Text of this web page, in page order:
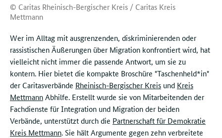
© Caritas Rheinisch-Bergischer Kreis / Caritas Kreis
Mettmann
Wer im Alltag mit ausgrenzenden, diskriminierenden oder
rassistischen Äußerungen über Migration konfrontiert wird, hat
vielleicht nicht immer die passende Antwort, um sie zu
kontern. Hier bietet die kompakte Broschüre "Taschenheld*in"
der Caritasverbände Rheinisch-Bergischer Kreis und Kreis
MettmannAbhilfe. Erstellt wurde sie von Mitarbeitenden der
Fachdienste für Integration und Migration der beiden
Verbände, unterstützt durch die Partnerschaft für Demokratie
Kreis Mettmann. Sie hält Argumente gegen zehn verbreitete